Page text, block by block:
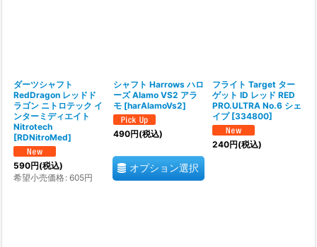
ダーツシャフト
RedDragon レッドド
ラゴン ニトロテック イ
ンターミディエイト
Nitrotech
[RDNitroMed]
590円(税込)
希望小売価格: 605円
シャフト Harrows ハロ
ーズ Alamo VS2 アラ
モ [harAlamoVs2]
490円(税込)
オプション選択
フライト Target ター
ゲット ID レッド RED
PRO.ULTRA No.6 シェ
イプ [334800]
240円(税込)